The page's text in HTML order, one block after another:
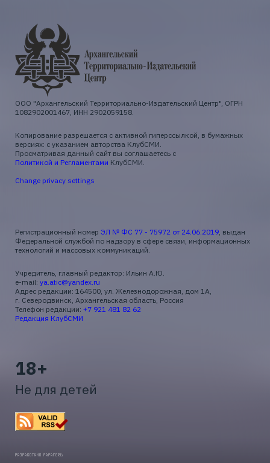
ООО "Архангельский Территориально-Издательский Центр", ОГРН
1082902001467, ИНН 2902059158.
Копирование разрешается с активной гиперссылкой, в бумажных
версиях: с указанием авторства КлубСМИ.
Просматривая данный сайт вы соглашаетесь с
Политикой и Регламентами КлубСМИ.
Change privacy settings
Регистрационный номер ЭЛ № ФС 77 - 75972 от 24.06.2019, выдан
Федеральной службой по надзору в сфере связи, информационных
технологий и массовых коммуникаций.
Учредитель, главный редактор: Ильин А.Ю.
e-mail: ya.atic@yandex.ru
Адрес редакции: 164500, ул. Железнодорожная, дом 1А,
г. Северодвинск, Архангельская область, Россия
Телефон редакции: +7 921 481 82 62
Редакция КлубСМИ
18+
Не для детей